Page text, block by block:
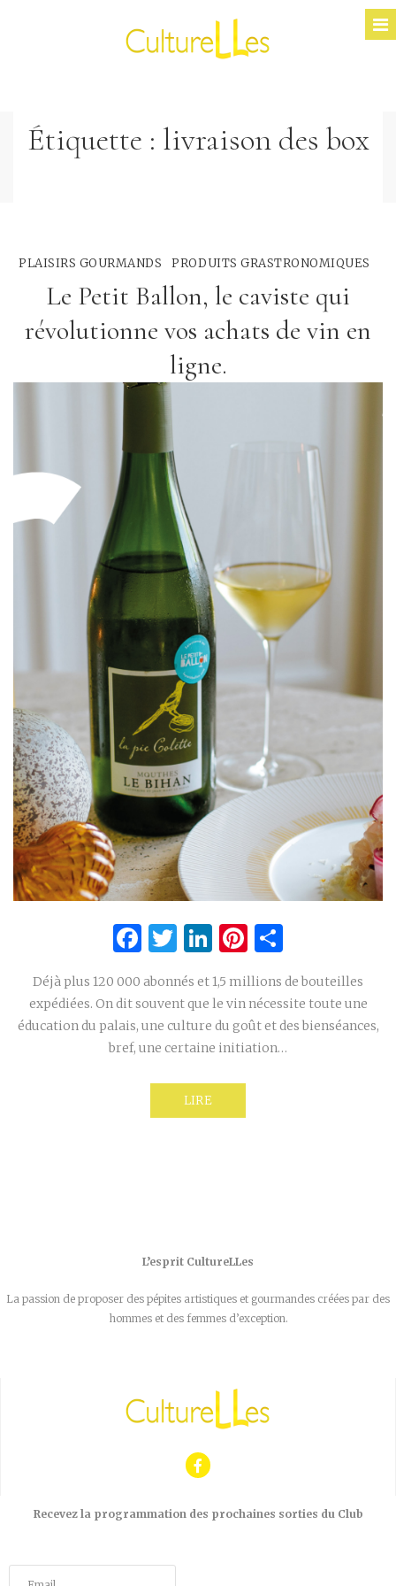
Étiquette : livraison des box
PLAISIRS GOURMANDS PRODUITS GRASTRONOMIQUES
Le Petit Ballon, le caviste qui
révolutionne vos achats de vin en
ligne.
Facebook
Twitter
LinkedIn
Pinterest
Déjà plus 120 000 abonnés et 1,5 millions de bouteilles
expédiées. On dit souvent que le vin nécessite toute une
éducation du palais, une culture du goût et des bienséances,
bref, une certaine initiation…
LIRE
L’esprit CultureLLes
La passion de proposer des pépites artistiques et gourmandes créées par des
hommes et des femmes d’exception.
Recevez la programmation des prochaines sorties du Club